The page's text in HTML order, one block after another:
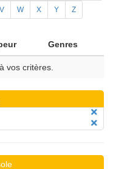
V W X Y Z
Genres
vos critères.